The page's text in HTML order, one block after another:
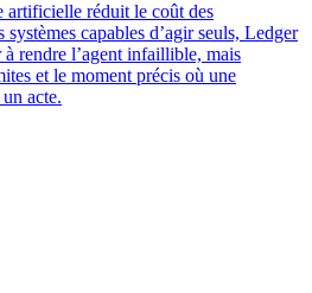
artificielle réduit le coût des
capables d’agir seuls, Ledger
rendre l’agent infaillible, mais
et le moment précis où une
acte.